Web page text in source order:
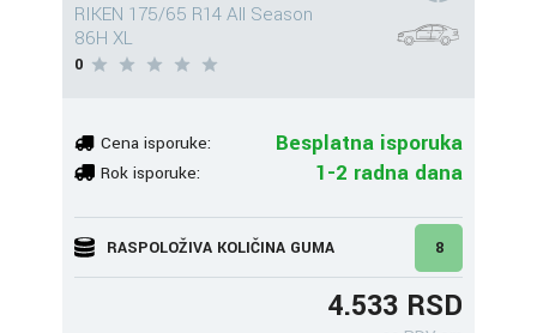
RIKEN 175/65 R14 All Season
86H XL
0
Cena isporuke: Besplatna isporuka
Rok isporuke: 1-2 radna dana
RASPOLOŽIVA KOLIČINA GUMA 8
4.533 RSD